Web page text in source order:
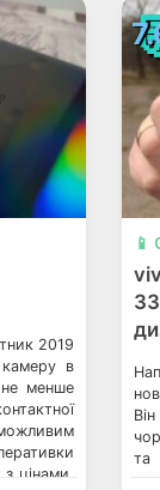
2019
в
не менше
цінами,
📱
та